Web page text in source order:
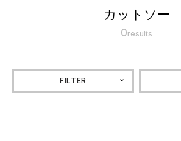
カットソー
0results
FILTER